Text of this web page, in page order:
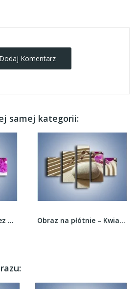
Dodaj Komentarz
samej kategorii:
Obraz na płótnie – Bez w różnych kolorach –... Obraz na płótnie – Kwiat w piasku –...